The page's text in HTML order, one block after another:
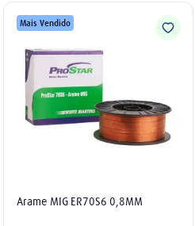
Mais Vendido
Arame MIG ER70S6 0,8MM